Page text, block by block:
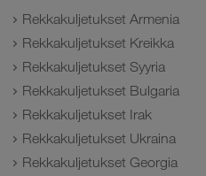
Rekkakuljetukset Armenia
Rekkakuljetukset Kreikka
Rekkakuljetukset Syyria
Rekkakuljetukset Bulgaria
Rekkakuljetukset Irak
Rekkakuljetukset Ukraina
Rekkakuljetukset Georgia